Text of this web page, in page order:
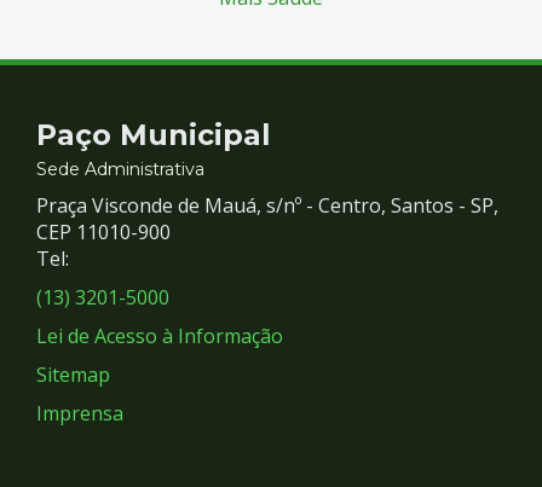
Contato
e
Redes
Sociais
Paço Municipal
Sede Administrativa
Praça Visconde de Mauá, s/nº - Centro, Santos - SP,
CEP 11010-900
Tel:
(13) 3201-5000
Lei de Acesso à Informação
Sitemap
Imprensa